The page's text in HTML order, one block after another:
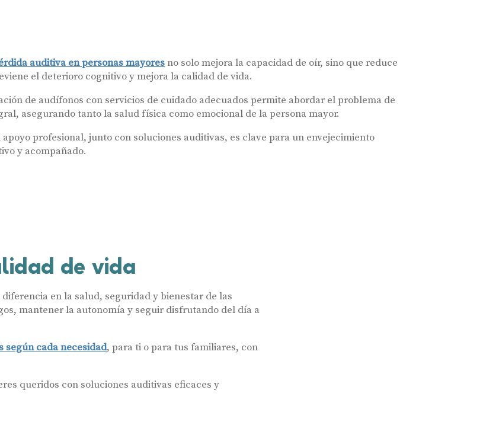
auditiva en personas mayoresno solo mejora la capacidad de oír, sino que reduce
el deterioro cognitivo y mejora la calidad de vida.
de audífonos con servicios de cuidado adecuados permite abordar el problema de
asegurando tanto la salud física como emocional de la persona mayor.
apoyo profesional, junto con soluciones auditivas, es clave para un envejecimiento
y acompañado.
de vida
en la salud, seguridad y bienestar de las
mantener la autonomía y seguir disfrutando del día a
según cada necesidad, para ti o para tus familiares, con
queridos con soluciones auditivas eficaces y